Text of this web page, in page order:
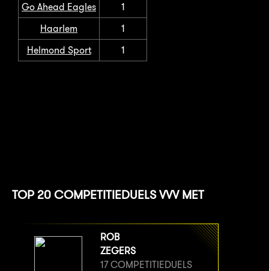
Go Ahead Eagles
1
Haarlem
1
Helmond Sport
1
TOP 20 COMPETITIEDUELS VVV MET
ROB
ZEGERS
17 COMPETITIEDUELS